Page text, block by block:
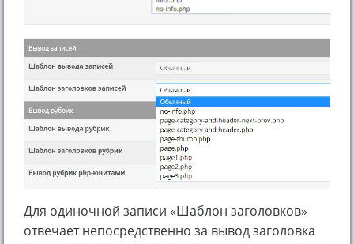
Для одиночной записи «Шаблон заголовков»
отвечает непосредственно за вывод заголовка